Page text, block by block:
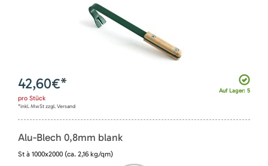
Auf Lager: 5
42,60€*
pro Stück
*inkl. MwSt zzgl. Versand
Alu-Blech 0,8mm blank
St à 1000x2000 (ca. 2,16 kg/qm)